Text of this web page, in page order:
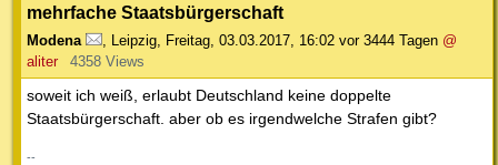
mehrfache Staatsbürgerschaft
Modena Leipzig Freitag, 03.03.2017, 16:02 vor 3444 Tagen @
aliter
4358 Views
soweit ich weiß, erlaubt Deutschland keine doppelte
Staatsbürgerschaft. aber ob es irgendwelche Strafen gibt?
--